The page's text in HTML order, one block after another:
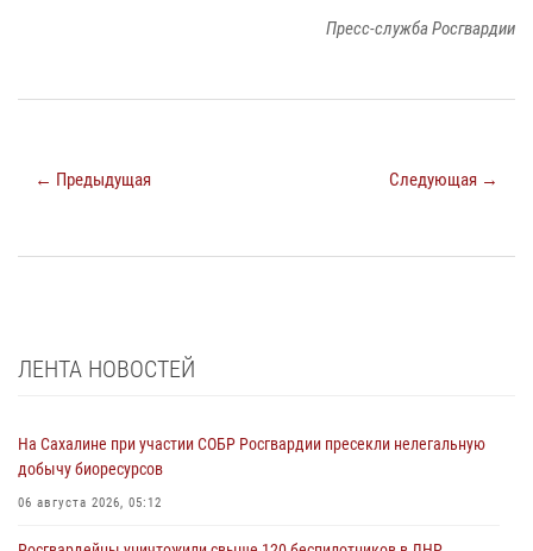
Пресс-служба Росгвардии
← Предыдущая Следующая →
ЛЕНТА НОВОСТЕЙ
На Сахалине при участии СОБР Росгвардии пресекли нелегальную
добычу биоресурсов
06 августа 2026, 05:12